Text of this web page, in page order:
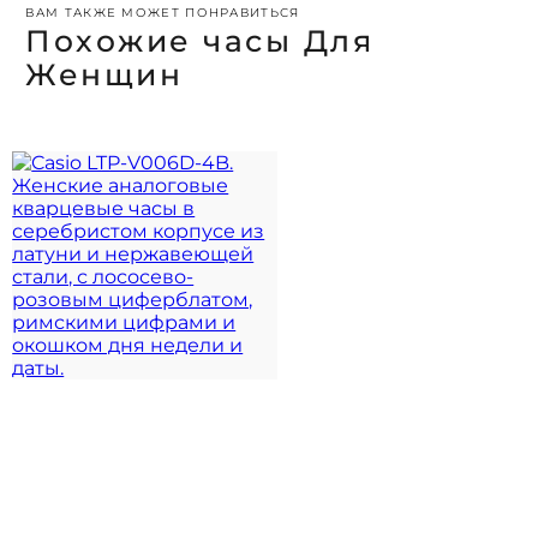
ВАМ ТАКЖЕ МОЖЕТ ПОНРАВИТЬСЯ
Похожие часы Для
Женщин